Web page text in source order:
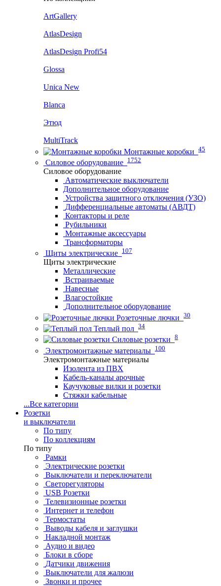
ArtGallery
AtlasDesign
AtlasDesign Profi54
Glossa
Unica New
Blanca
Этюд
MultiTrack
Монтажные коробки 45
Силовое оборудование 1752
Силовое оборудование
Автоматические выключатели
Дополнительное оборудование
Устройства защитного отключения (УЗО)
Дифференциальные автоматы (АВДТ)
Контакторы и реле
Рубильники
Монтажные аксессуары
Трансформаторы
Щиты электрические 107
Щиты электрические
Металлические
Встраиваемые
Навесные
Влагостойкие
Дополнительное оборудование
Розеточные лючки 30
Теплый пол 34
Силовые розетки 8
Электромонтажные материалы 100
Электромонтажные материалы
Изолента из ПВХ
Кабель-каналы арочные
Каучуковые вилки и розетки
Стяжки кабельные
...Все категории
Розетки
и выключатели
По типу
По коллекциям
По типу
Рамки
Электрические розетки
Выключатели и переключатели
Светорегуляторы
USB Розетки
Телевизионные розетки
Интернет и телефон
Термостаты
Выводы кабеля и заглушки
Накладной монтаж
Аудио и видео
Блоки в сборе
Датчики движения
Выключатели для жалюзи
Звонки и прочее